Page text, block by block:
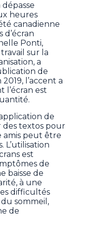
heures
canadienne
Ponti,
sur la
a
de
l’accent a
l’écran est
de
des textos pour
amis peut être
L’utilisation
est
de
baisse de
à une
difficultés
sommeil,
de